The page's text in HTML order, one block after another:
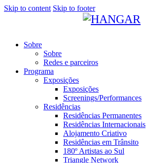
Skip to content Skip to footer
Sobre
Sobre
Redes e parceiros
Programa
Exposições
Exposições
Screenings/Performances
Residências
Residências Permanentes
Residências Internacionais
Alojamento Criativo
Residências em Trânsito
180º Artistas ao Sul
Triangle Network